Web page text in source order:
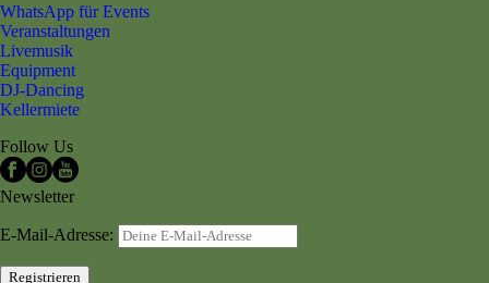
WhatsApp für Events
Veranstaltungen
Livemusik
Equipment
DJ-Dancing
Kellermiete
Follow Us
Newsletter
E-Mail-Adresse: